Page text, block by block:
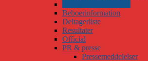
Beboerinformation
Deltagerliste
Resultater
Official
PR & presse
Pressemeddelelser